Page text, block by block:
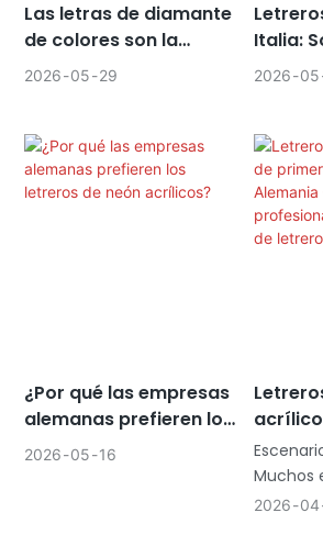
Las letras de diamante
de colores son la
opción perfecta para
moderna.
2026 05 29
Italia:
su
2026 05
¿Por qué las empresas
alemanas prefieren los
letreros de neón
2026 05 16
calidad
de
Muchos
2026 04